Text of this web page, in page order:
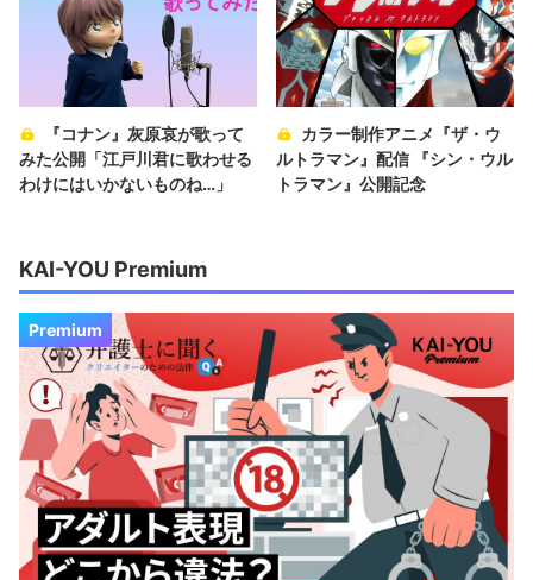
『コナン』灰原哀が歌って
みた公開「江戸川君に歌わせる
わけにはいかないものね…」
カラー制作アニメ『ザ・ウ
ルトラマン』配信 『シン・ウル
トラマン』公開記念
KAI-YOU Premium
Premium